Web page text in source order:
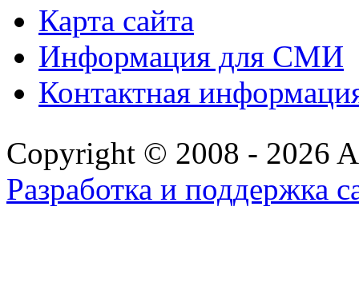
Карта сайта
Информация для СМИ
Контактная
Copyright © 2008 - 2026
Разработка и поддержка